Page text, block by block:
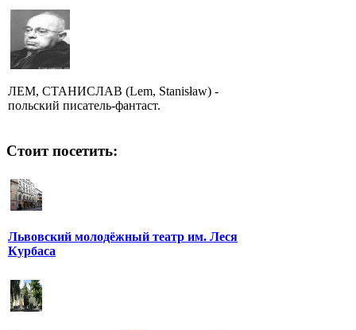
ЛЕМ, СТАНИСЛАВ (Lem, Stanisław) -
польский писатель-фантаст.
Стоит посетить:
Львовский молодёжный театр им. Леся
Курбаса